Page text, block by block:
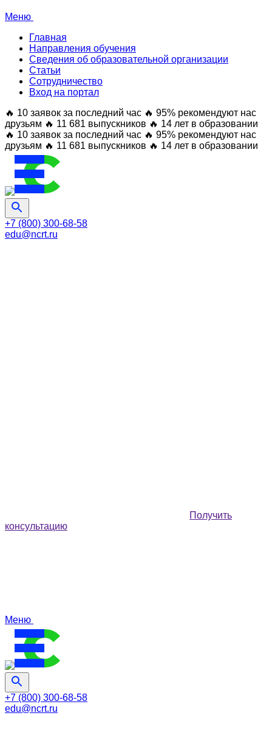
Меню
Главная
Направления обучения
Сведения об образовательной организации
Статьи
Сотрудничество
Вход на портал
🔥 10 заявок за последний час 🔥 95% рекомендуют нас
друзьям 🔥 11 681 выпускников 🔥 14 лет в образовании
🔥 10 заявок за последний час 🔥 95% рекомендуют нас
друзьям 🔥 11 681 выпускников 🔥 14 лет в образовании
+7 (800) 300-68-58
edu@ncrt.ru
Получить
консультацию
Меню
+7 (800) 300-68-58
edu@ncrt.ru